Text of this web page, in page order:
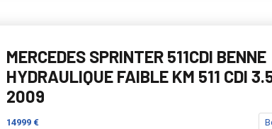
MERCEDES SPRINTER 511CDI BENNE
HYDRAULIQUE FAIBLE KM 511 CDI
2009
14999 €